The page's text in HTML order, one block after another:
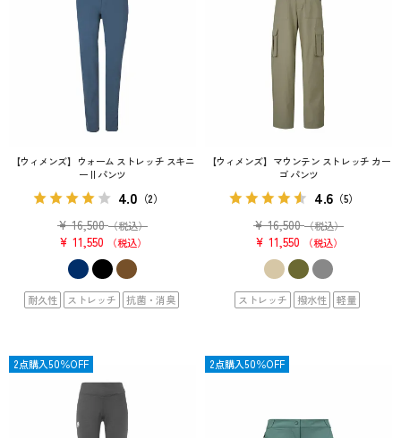
【ウィメンズ】ウォーム ストレッチ スキニ
ー II パンツ
4.0 （2）
¥ 16,500 （税込）
¥ 11,550 税込
耐久性 ストレッチ 抗菌・消臭
【ウィメンズ】マウンテン ストレッチ カー
ゴ パンツ
4.6 （5）
¥ 16,500 （税込）
¥ 11,550 税込
ストレッチ 撥水性 軽量
OUTLET
2点購入50％OFF OUTLET
2点購入50％OFF